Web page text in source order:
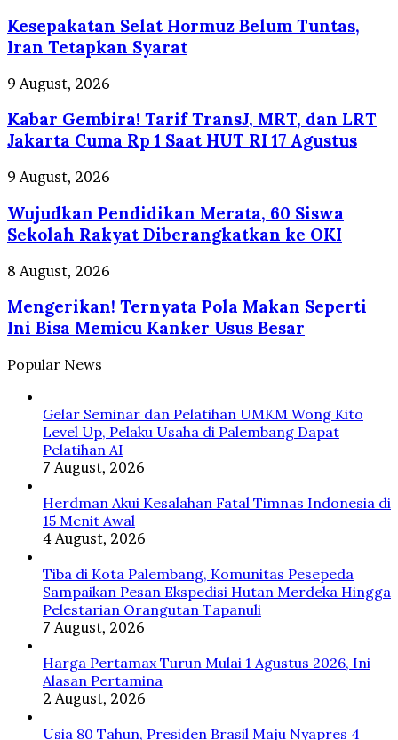
?
Hormuz
Belum
Tuntas,
Iran
Tetapkan
Syarat
Kesepakatan Selat Hormuz Belum Tuntas,
Iran Tetapkan Syarat
Kabar
Tarif
TransJ,
MRT,
dan
Jakarta
Cuma
Rp
Saat
RI
17
9 August, 2026
Kabar Gembira! Tarif TransJ, MRT, dan LRT
Jakarta Cuma Rp 1 Saat HUT RI 17 Agustus
Wujudkan
Merata,
60
Siswa
Sekolah
Rakyat
Diberangkatkan
ke
OKI
9 August, 2026
Wujudkan Pendidikan Merata, 60 Siswa
Sekolah Rakyat Diberangkatkan ke OKI
Mengerikan!
Pola
Makan
Seperti
Ini
Bisa
Memicu
Kanker
Besar
8 August, 2026
Mengerikan! Ternyata Pola Makan Seperti
Ini Bisa Memicu Kanker Usus Besar
Popular News
Gelar Seminar dan Pelatihan UMKM Wong Kito
Level Up, Pelaku Usaha di Palembang Dapat
Pelatihan AI
7 August, 2026
Herdman Akui Kesalahan Fatal Timnas Indonesia di
15 Menit Awal
4 August, 2026
Tiba di Kota Palembang, Komunitas Pesepeda
Sampaikan Pesan Ekspedisi Hutan Merdeka Hingga
Pelestarian Orangutan Tapanuli
7 August, 2026
Harga Pertamax Turun Mulai 1 Agustus 2026, Ini
Alasan Pertamina
2 August, 2026
Usia 80 Tahun, Presiden Brasil Maju Nyapres 4